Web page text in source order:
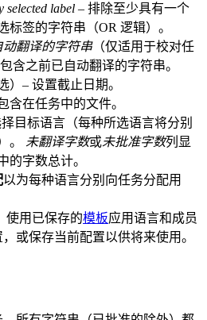
selected label – 排除至少具有一个
标签的字符串（OR 逻辑）。
动翻译的字符串（仅适用于校对任
含之前已自动翻译的字符串。
）– 设置截止日期。
含在任务中的文件。
目标语言（每种所选语言将分别
。
未翻译字数或未批准字数列显
的字数总计。
以为每种语言分别向任务分配用
使用已保存的模板应用语言和成员
或保存当前配置以供将来使用。